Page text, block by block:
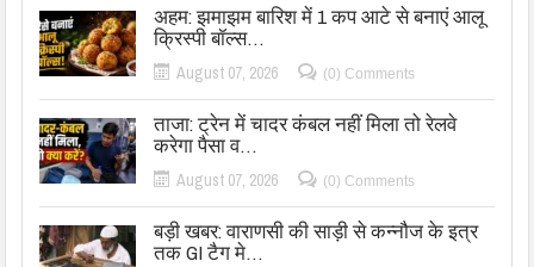
अहम: झमाझम बारिश में 1 कप आटे से बनाएं आलू
क्रिस्पी बॉल्स…
August 07, 2026 (0) Comments
ताजा: ट्रेन में चादर कंबल नहीं मिला तो रेलवे
करेगा पैसा व…
August 07, 2026 (0) Comments
बड़ी खबर: वाराणसी की साड़ी से कन्नौज के इत्र
तक GI टैग मे…